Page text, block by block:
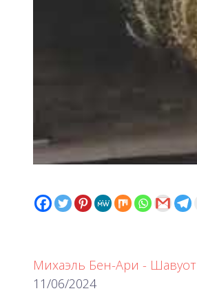
Михаэль Бен-Ари - Шавуот
11/06/2024